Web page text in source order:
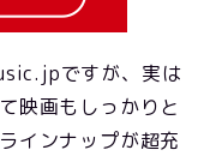
ですが、実は
映画もしっかりと
インナップが超充